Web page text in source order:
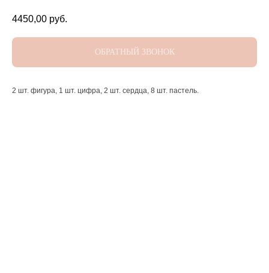
4450,00 руб.
ОБРАТНЫЙ ЗВОНОК
2 шт. фигура, 1 шт. цифра, 2 шт. сердца, 8 шт. пастель.